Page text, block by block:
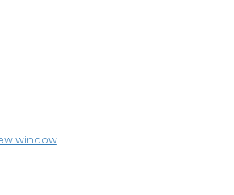
window